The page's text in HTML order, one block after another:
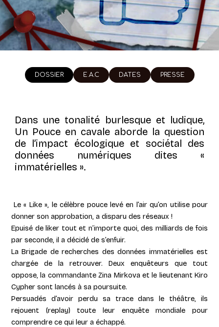
DOSSIER E.A.C DATES PRESSE
Dans une tonalité burlesque et ludique,
Un Pouce en cavale aborde la question
de l’impact écologique et sociétal des
données numériques dites «
immatérielles ».
Le « Like », le célèbre pouce levé en l’air qu’on utilise pour
donner son approbation, a disparu des réseaux !
Epuisé de liker tout et n’importe quoi, des milliards de fois
par seconde, il a décidé de s’enfuir.
La Brigade de recherches des données immatérielles est
chargée de la retrouver. Deux enquêteurs que tout
oppose, la commandante Zina Mirkova et le lieutenant Kiro
Cypher sont lancés à sa poursuite.
Persuadés d’avoir perdu sa trace dans le théâtre, ils
rejouent (replay) toute leur enquête mondiale pour
comprendre ce qui leur a échappé.